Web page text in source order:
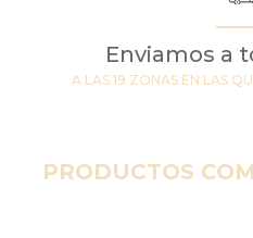
Enviamos a
A LAS 19 ZONAS EN LAS
PRODUCTOS